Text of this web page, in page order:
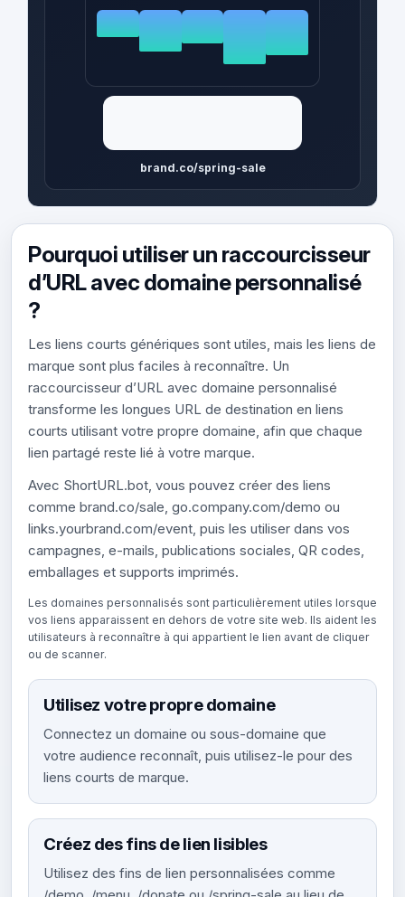
brand.co/spring-sale
Pourquoi utiliser un raccourcisseur
d’URL avec domaine personnalisé
?
Les liens courts génériques sont utiles, mais les liens de
marque sont plus faciles à reconnaître. Un
raccourcisseur d’URL avec domaine personnalisé
transforme les longues URL de destination en liens
courts utilisant votre propre domaine, afin que chaque
lien partagé reste lié à votre marque.
Avec ShortURL.bot, vous pouvez créer des liens
comme brand.co/sale, go.company.com/demo ou
links.yourbrand.com/event, puis les utiliser dans vos
campagnes, e-mails, publications sociales, QR codes,
emballages et supports imprimés.
Les domaines personnalisés sont particulièrement utiles lorsque
vos liens apparaissent en dehors de votre site web. Ils aident les
utilisateurs à reconnaître à qui appartient le lien avant de cliquer
ou de scanner.
Utilisez votre propre domaine
Connectez un domaine ou sous-domaine que
votre audience reconnaît, puis utilisez-le pour des
liens courts de marque.
Créez des fins de lien lisibles
Utilisez des fins de lien personnalisées comme